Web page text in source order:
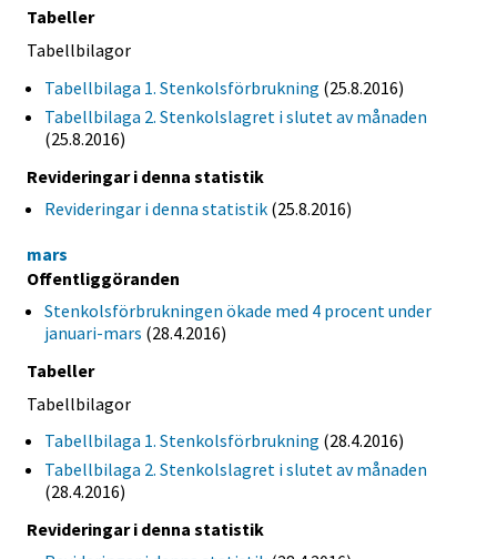
Tabeller
Tabellbilagor
Tabellbilaga 1. Stenkolsförbrukning (25.8.2016)
Tabellbilaga 2. Stenkolslagret i slutet av månaden
(25.8.2016)
Revideringar i denna statistik
Revideringar i denna statistik (25.8.2016)
mars
Offentliggöranden
Stenkolsförbrukningen ökade med 4 procent under
januari-mars (28.4.2016)
Tabeller
Tabellbilagor
Tabellbilaga 1. Stenkolsförbrukning (28.4.2016)
Tabellbilaga 2. Stenkolslagret i slutet av månaden
(28.4.2016)
Revideringar i denna statistik